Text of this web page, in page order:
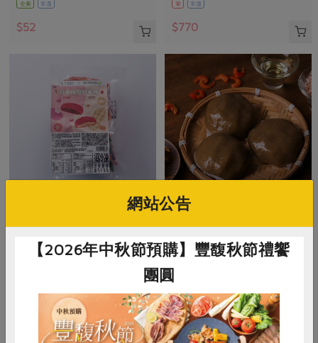
全素 常溫
$52
葷 常溫
$770
棋)-480g/6入
冷凍
米棋食品有限公司
300公克(100公克x3入)
葷 冷凍
$135
網站公告
【2026年中秋節預購】豐馥秋節禮饗
團圓